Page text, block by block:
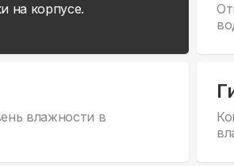
на корпусе.
влажности в